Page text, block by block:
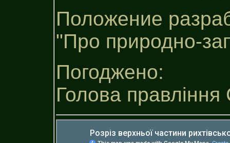
Положение
"Про природно-
Погоджено:
Голова